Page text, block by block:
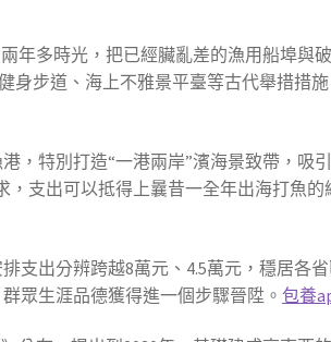
年多時光，把已經臟亂差的漁用船埠與
身步道、海上不雅景平臺等古代舉措措
，特別打造“一港兩岸”濱海景致帶，吸
支出可以抵得上曩昔一全年出海打魚的
支出分辨跨越8萬元、4.5萬元，穩居各
眾生涯品德獲得進一個步驟晉陞。包養